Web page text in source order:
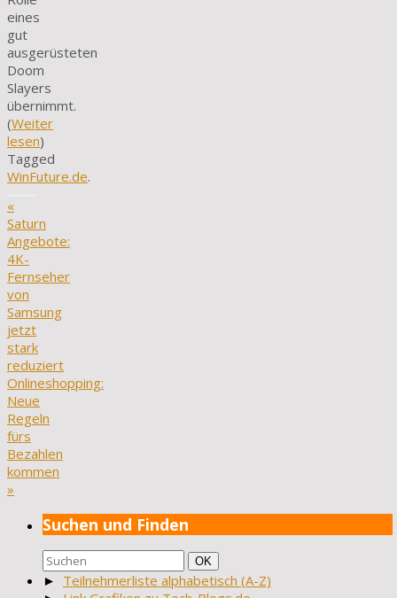
eines
gut
ausgerüsteten
Doom
Slayers
übernimmt.
(Weiter
lesen)
Tagged
WinFuture.de.
«
Saturn
Angebote:
4K-
Fernseher
von
Samsung
jetzt
stark
reduziert
Onlineshopping:
Neue
Regeln
fürs
Bezahlen
kommen
»
Suchen und Finden
Suchen
nach:
Suchen
OK
► Teilnehmerliste alphabetisch (A-Z)